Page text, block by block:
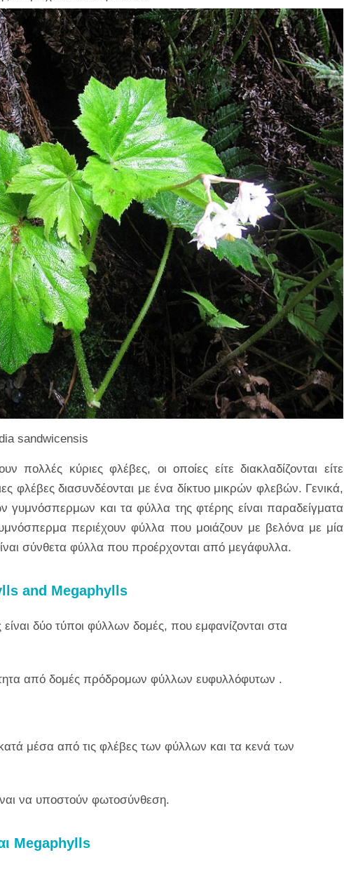
sandwicensis
πολλές κύριες φλέβες, οι οποίες είτε διακλαδίζονται είτε
φλέβες διασυνδέονται με ένα δίκτυο μικρών φλεβών. Γενικά,
και τα φύλλα της φτέρης είναι παραδείγματα
περιέχουν φύλλα που μοιάζουν με βελόνα με μία
σύνθετα φύλλα που προέρχονται από μεγάφυλλα.
and Megaphylls
είναι δύο τύποι φύλλων δομές, που εμφανίζονται στα
από δομές πρόδρομων φύλλων ευφυλλόφυτων .
μέσα από τις φλέβες των φύλλων και τα κενά των
να υποστούν φωτοσύνθεση.
Megaphylls